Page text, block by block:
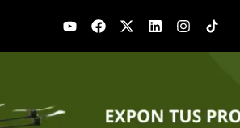
YoutubeFacebook
X-
twitter
LinkedinInstagram